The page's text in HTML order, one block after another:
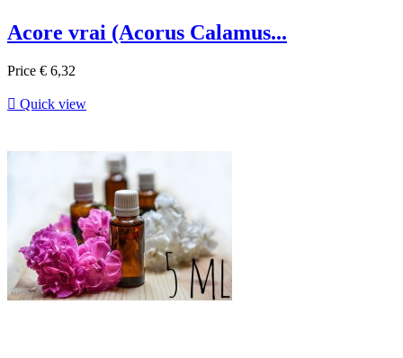
Acore vrai (Acorus Calamus...
Price € 6,32
 Quick view